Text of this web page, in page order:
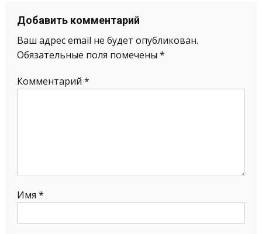
Добавить комментарий
Ваш адрес email не будет опубликован.
Обязательные поля помечены *
Комментарий *
Имя *